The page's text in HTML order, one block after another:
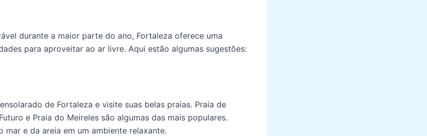
durante a maior parte do ano, Fortaleza oferece uma
para aproveitar ao ar livre. Aqui estão algumas sugestões:
de Fortaleza e visite suas belas praias. Praia de
e Praia do Meireles são algumas das mais populares.
mar e da areia em um ambiente relaxante.